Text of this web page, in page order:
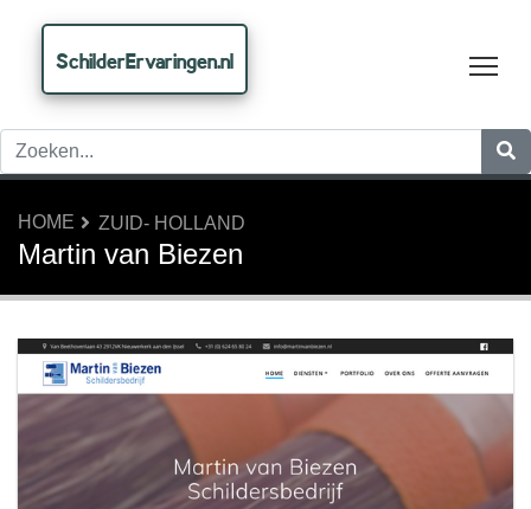
SchilderErvaringen.nl
HOME ZUID- HOLLAND
Martin van Biezen